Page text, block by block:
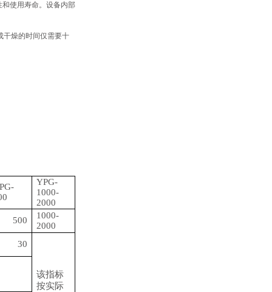
使用寿命。设备内部
干燥的时间仅需要十
YPG-
1000-
2000
500
1000-
2000
30
该指标
按实际